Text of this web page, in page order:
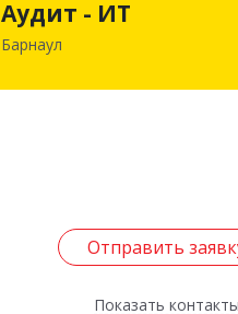
Аудит - ИТ
Барнаул
Отправить
Показать контакты
656049, Алтайский край,
Отправить
Назад